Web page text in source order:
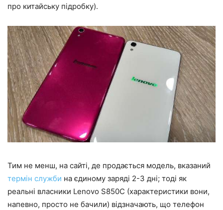
про китайську підробку).
Тим не менш, на сайті, де продається модель, вказаний
термін служби на єдиному заряді 2-3 дні; тоді як
реальні власники Lenovo S850C (характеристики вони,
напевно, просто не бачили) відзначають, що телефон